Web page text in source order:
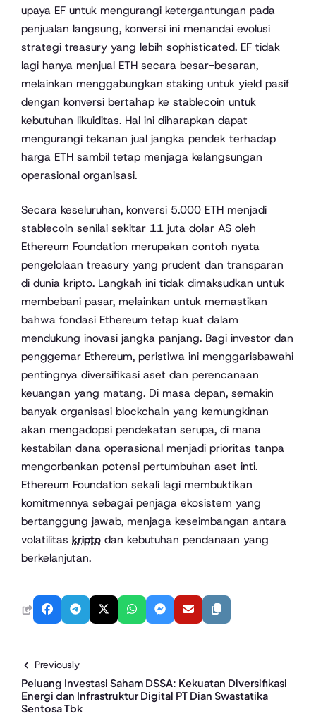
upaya EF untuk mengurangi ketergantungan pada
penjualan langsung, konversi ini menandai evolusi
strategi treasury yang lebih sophisticated. EF tidak
lagi hanya menjual ETH secara besar-besaran,
melainkan menggabungkan staking untuk yield pasif
dengan konversi bertahap ke stablecoin untuk
kebutuhan likuiditas. Hal ini diharapkan dapat
mengurangi tekanan jual jangka pendek terhadap
harga ETH sambil tetap menjaga kelangsungan
operasional organisasi.
Secara keseluruhan, konversi 5.000 ETH menjadi
stablecoin senilai sekitar 11 juta dolar AS oleh
Ethereum Foundation merupakan contoh nyata
pengelolaan treasury yang prudent dan transparan
di dunia kripto. Langkah ini tidak dimaksudkan untuk
membebani pasar, melainkan untuk memastikan
bahwa fondasi Ethereum tetap kuat dalam
mendukung inovasi jangka panjang. Bagi investor dan
penggemar Ethereum, peristiwa ini menggarisbawahi
pentingnya diversifikasi aset dan perencanaan
keuangan yang matang. Di masa depan, semakin
banyak organisasi blockchain yang kemungkinan
akan mengadopsi pendekatan serupa, di mana
kestabilan dana operasional menjadi prioritas tanpa
mengorbankan potensi pertumbuhan aset inti.
Ethereum Foundation sekali lagi membuktikan
komitmennya sebagai penjaga ekosistem yang
bertanggung jawab, menjaga keseimbangan antara
volatilitas kripto dan kebutuhan pendanaan yang
berkelanjutan.
Previously
Peluang Investasi Saham DSSA: Kekuatan Diversifikasi
Energi dan Infrastruktur Digital PT Dian Swastatika
Sentosa Tbk